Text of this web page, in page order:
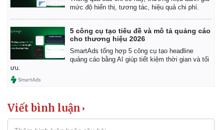
Kinh tế
Khởi nghiệp
Thị trường
Tiêu dùng
Tỷ giá
Chứng khoán
Giá cà phê
mức độ hiển thị, tương tác, hiệu quả chi phí.
5 công cụ tạo tiêu đề và mô tả quảng cáo
cho thương hiệu 2026
SmartAds tổng hợp 5 công cụ tạo headline
quảng cáo bằng AI giúp tiết kiệm thời gian và tối
ưu.
Viết bình luận